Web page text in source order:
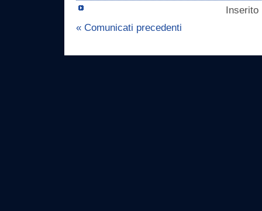
« Comunicati precedenti